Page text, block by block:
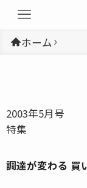
ホーム
2003年5月号
特集
調達が変わる 買